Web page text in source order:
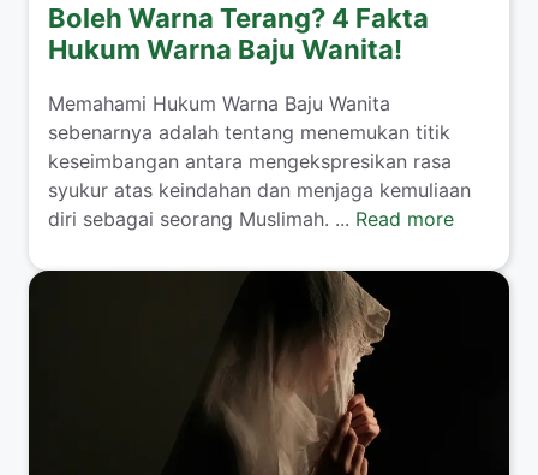
Boleh Warna Terang? 4 Fakta
Hukum Warna Baju Wanita!
​Memahami Hukum Warna Baju Wanita
sebenarnya adalah tentang menemukan titik
keseimbangan antara mengekspresikan rasa
syukur atas keindahan dan menjaga kemuliaan
diri sebagai seorang Muslimah. ... Read more